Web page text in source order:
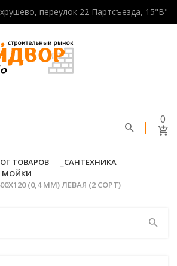
переулок 22 Партсъезда, 15"В"
0
ТОВАРОВ
САНТЕХНИКА
МОЙКИ
(0,4 ММ) ЛЕВАЯ (2 СОРТ)